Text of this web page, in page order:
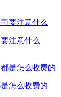
注意什么
怎么收费的